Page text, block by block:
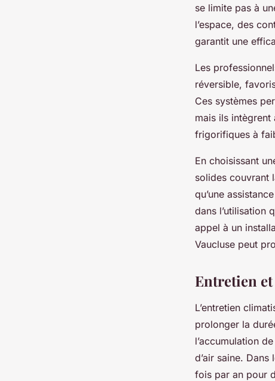
se limite pas à
l’espace, des
garantit une
Les
réversible,
Ces systèmes
mais ils
frigorifiques à
En choisissant
solides couvrant
qu’une
dans l’utilisation
appel à un
Vaucluse peut
Entretien
L’entretien
prolonger la
l’accumulation
d’air saine.
fois par an pour